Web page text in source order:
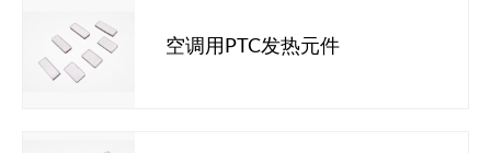
空调用PTC发热元件